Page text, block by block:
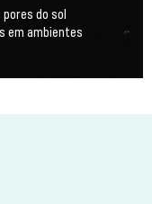
do sol
em ambientes